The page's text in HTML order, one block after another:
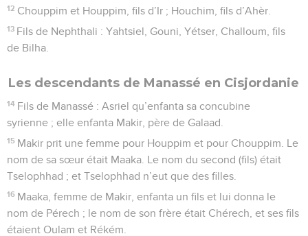
12 Chouppim et Houppim, fils d’Ir ; Houchim, fils d’Ahèr.
13 Fils de Nephthali : Yahtsiel, Gouni, Yétser, Challoum, fils
de Bilha.
Les descendants de Manassé en Cisjordanie
14 Fils de Manassé : Asriel qu’enfanta sa concubine
syrienne ; elle enfanta Makir, père de Galaad.
15 Makir prit une femme pour Houppim et pour Chouppim. Le
nom de sa sœur était Maaka. Le nom du second (fils) était
Tselophhad ; et Tselophhad n’eut que des filles.
16 Maaka, femme de Makir, enfanta un fils et lui donna le
nom de Pérech ; le nom de son frère était Chérech, et ses fils
étaient Oulam et Rékém.